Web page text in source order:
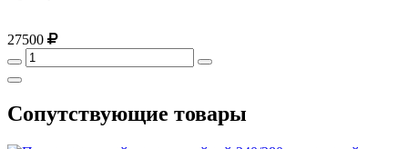
27500
Сопутствующие товары